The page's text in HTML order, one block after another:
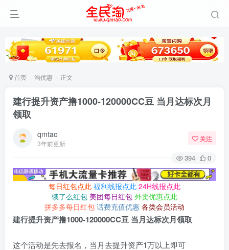
首页 淘优惠 正文
建行提升资产撸1000-120000CC豆 当月达标次月
领取
qmtao
3年前更新
关注
394 0
每日红包点此 福利线报点此 24H线报点此
饿了么红包 美团每日红包 外卖优惠点此
拼多多每日红包 话费充值优惠 各类会员活动
建行提升资产撸1000-120000CC豆 当月达标次月领取
这个活动是先去报名，当月去提升资产1万以上即可